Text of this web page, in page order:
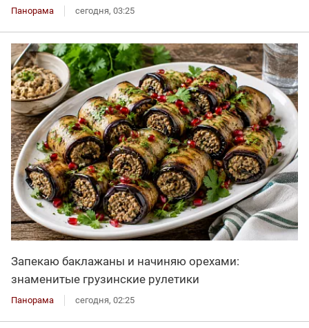
Панорама сегодня, 03:25
Запекаю баклажаны и начиняю орехами:
знаменитые грузинские рулетики
Панорама сегодня, 02:25